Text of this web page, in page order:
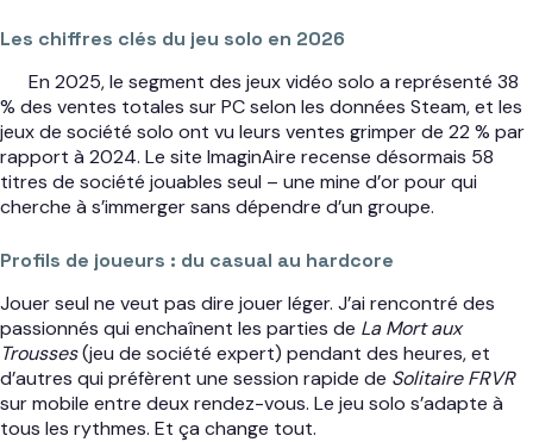
Les chiffres clés du jeu solo en 2026
En 2025, le segment des jeux vidéo solo a représenté 38
% des ventes totales sur PC selon les données Steam, et les
jeux de société solo ont vu leurs ventes grimper de 22 % par
rapport à 2024. Le site ImaginAire recense désormais 58
titres de société jouables seul – une mine d’or pour qui
cherche à s’immerger sans dépendre d’un groupe.
Profils de joueurs : du casual au hardcore
Jouer seul ne veut pas dire jouer léger. J’ai rencontré des
passionnés qui enchaînent les parties de La Mort aux
Trousses(jeu de société expert) pendant des heures, et
d’autres qui préfèrent une session rapide de Solitaire FRVR
sur mobile entre deux rendez-vous. Le jeu solo s’adapte à
tous les rythmes. Et ça change tout.